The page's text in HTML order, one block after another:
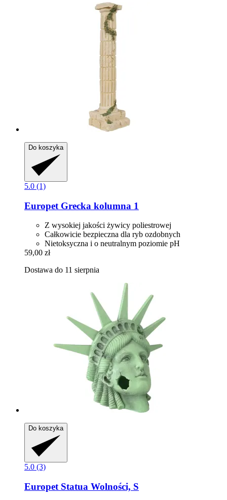
Do koszyka
5.0 (1)
Europet Grecka kolumna 1
Z wysokiej jakości żywicy poliestrowej
Całkowicie bezpieczna dla ryb ozdobnych
Nietoksyczna i o neutralnym poziomie pH
59,00 zł
Dostawa do 11 sierpnia
Do koszyka
5.0 (3)
Europet Statua Wolności, S